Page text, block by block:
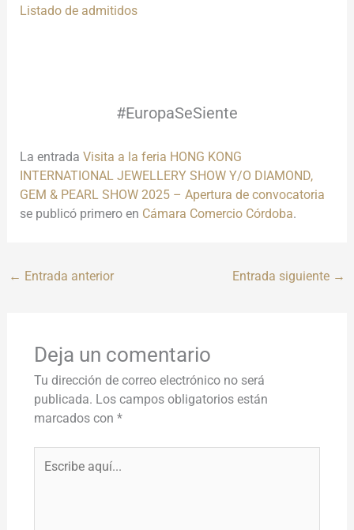
Listado de admitidos
#EuropaSeSiente
La entrada Visita a la feria HONG KONG
INTERNATIONAL JEWELLERY SHOW Y/O DIAMOND,
GEM & PEARL SHOW 2025 – Apertura de convocatoria
se publicó primero en Cámara Comercio Córdoba.
← Entrada anterior Entrada siguiente →
Deja un comentario
Tu dirección de correo electrónico no será
publicada. Los campos obligatorios están
marcados con *
aquí...